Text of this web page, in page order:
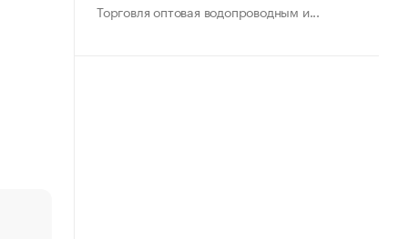
Торговля оптовая водопроводным и...